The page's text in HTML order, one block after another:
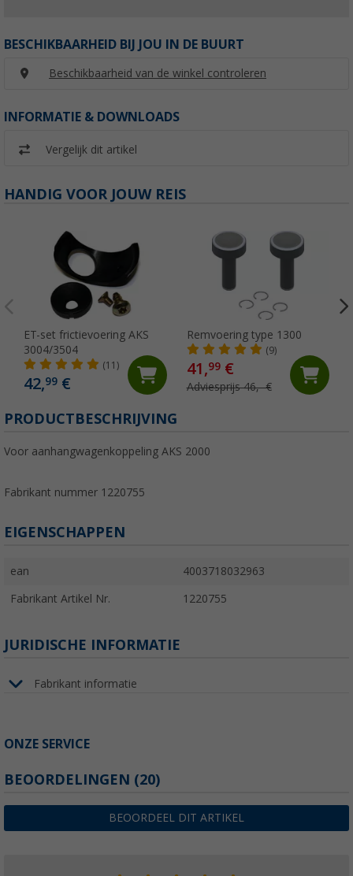
BESCHIKBAARHEID BIJ JOU IN DE BUURT
Beschikbaarheid van de winkel controleren
INFORMATIE & DOWNLOADS
Vergelijk dit artikel
HANDIG VOOR JOUW REIS
ET-set frictievoering AKS
3004/3504
(11)
42,99 €
Remvoering type 1300
(9)
41,99€
Adviesprijs 46,- €
PRODUCTBESCHRIJVING
Voor aanhangwagenkoppeling AKS 2000
Fabrikant nummer 1220755
EIGENSCHAPPEN
ean 4003718032963
Fabrikant Artikel Nr. 1220755
JURIDISCHE INFORMATIE
Fabrikant informatie
ONZE SERVICE
BEOORDELINGEN (20)
BEOORDEEL DIT ARTIKEL